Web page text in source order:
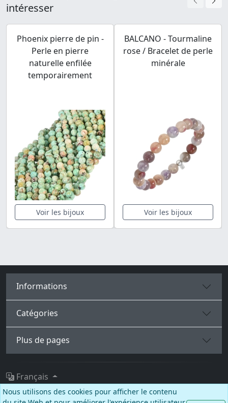
intéresser
Phoenix pierre de pin -
Perle en pierre
naturelle enfilée
temporairement
Voir les bijoux
BALCANO - Tourmaline
rose / Bracelet de perle
minérale
Voir les bijoux
Informations
Catégories
Plus de pages
Facebook Instagram TikTok
Français
Nous utilisons des cookies pour afficher le contenu